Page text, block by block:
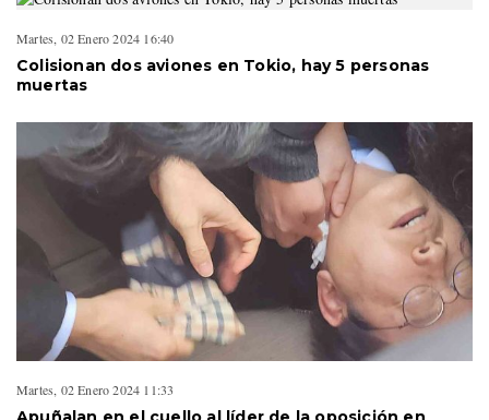
Martes, 02 Enero 2024 16:40
Colisionan dos aviones en Tokio, hay 5 personas
muertas
Martes, 02 Enero 2024 11:33